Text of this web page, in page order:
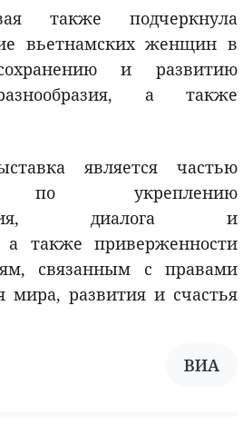
также подчеркнула
вьетнамских женщин в
и развитию
а также
является частью
по укреплению
диалога и
а также приверженности
связанным с правами
мира, развития и счастья
ВИА